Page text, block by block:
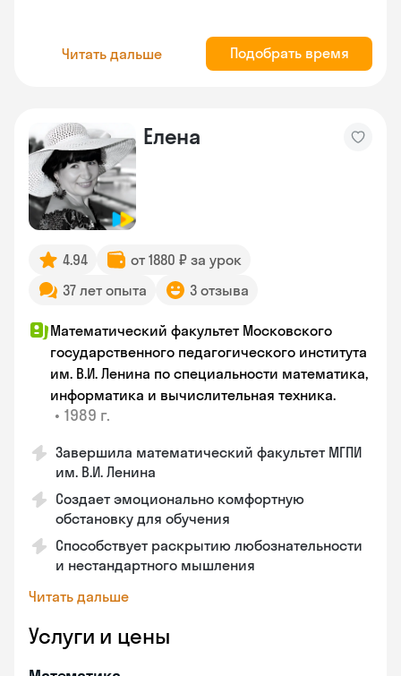
Читать дальше Подобрать время
Елена
4.94
от 1880 ₽ за урок
37 лет опыта
3 отзыва
Математический факультет Московского
государственного педагогического института
им. В.И. Ленина по специальности математика,
информатика и вычислительная техника.
• 1989 г.
Завершила математический факультет МГПИ
им. В.И. Ленина
Создает эмоционально комфортную
обстановку для обучения
Способствует раскрытию любознательности
и нестандартного мышления
Читать дальше
Услуги и цены